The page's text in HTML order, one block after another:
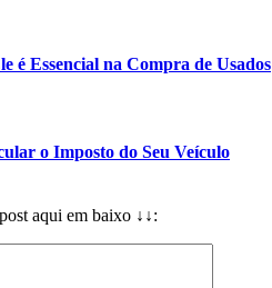
é Essencial na Compra de Usados
o Imposto do Seu Veículo
aqui em baixo ↓↓: